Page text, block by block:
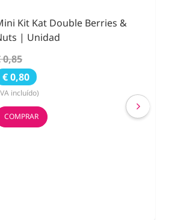
Condimento Bento Furikake
Noritama 25g.
€ 3,55
€ 2,59
(IVA incluído)
COMPRAR